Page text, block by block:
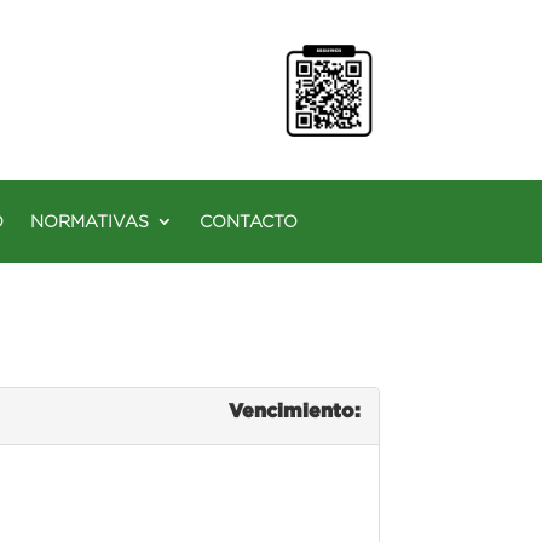
NORMATIVAS CONTACTO
Vencimiento: